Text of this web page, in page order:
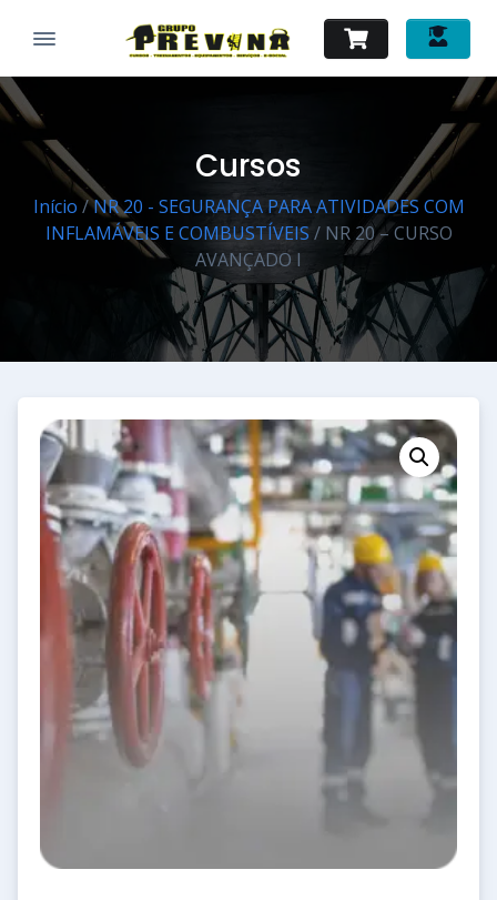
Cursos
Início /NR 20 - SEGURANÇA PARA ATIVIDADES COM
INFLAMÁVEIS E COMBUSTÍVEIS / NR 20 – CURSO
AVANÇADO I